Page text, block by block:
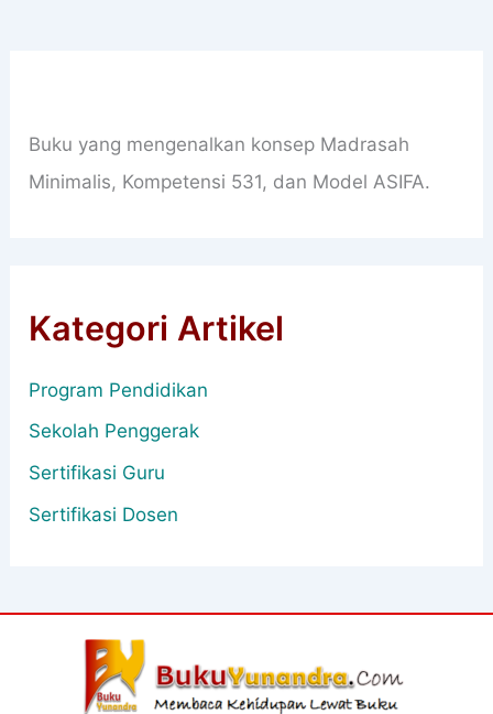
Buku yang mengenalkan konsep Madrasah
Minimalis, Kompetensi 531, dan Model ASIFA.
Kategori Artikel
Program Pendidikan
Sekolah Penggerak
Sertifikasi Guru
Sertifikasi Dosen